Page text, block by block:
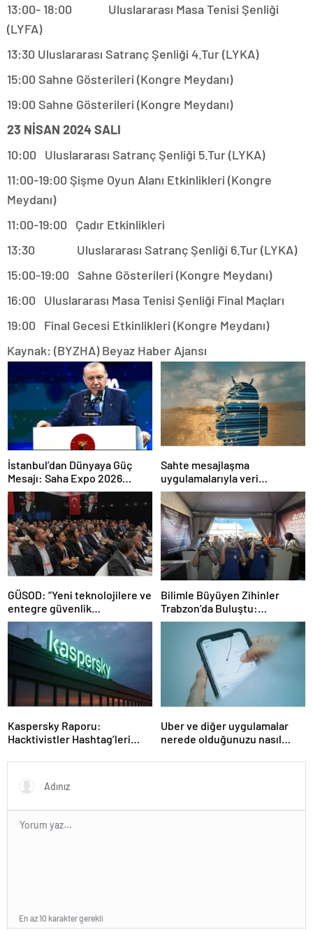
13:00- 18:00 Uluslararası Masa Tenisi Şenliği
(LYFA)
13:30 Uluslararası Satranç Şenliği 4.Tur (LYKA)
15:00 Sahne Gösterileri (Kongre Meydanı)
19:00 Sahne Gösterileri (Kongre Meydanı)
23 NİSAN 2024 SALI
10:00 Uluslararası Satranç Şenliği 5.Tur (LYKA)
11:00-19:00 Şişme Oyun Alanı Etkinlikleri (Kongre
Meydanı)
11:00-19:00 Çadır Etkinlikleri
13:30 Uluslararası Satranç Şenliği 6.Tur (LYKA)
15:00-19:00 Sahne Gösterileri (Kongre Meydanı)
16:00 Uluslararası Masa Tenisi Şenliği Final Maçları
19:00 Final Gecesi Etkinlikleri (Kongre Meydanı)
Kaynak: (BYZHA) Beyaz Haber Ajansı
İstanbul’dan Dünyaya Güç
Mesajı: Saha Expo 2026
Rekorlarla Kapılarını Kapattı
Sahte mesajlaşma
uygulamalarıyla veri
sızdırıyorlar- Haber Şafak
GÜSOD: “Yeni teknolojilere ve
entegre güvenlik
sistemlerine önem artacak”-
Haber Şafak
Bilimle Büyüyen Zihinler
Trabzon’da Buluştu:
STEAMFEST’te Bilim Rüzgârı
Esti!- Haber Şafak
Kaspersky Raporu:
Hacktivistler Hashtag’leri
Kullanıyor, 2025’te
Saldırılarda DDoS Öne
Çıkıyor- Haber Şafak
Uber ve diğer uygulamalar
nerede olduğunuzu nasıl
En az 10 karakter gerekli